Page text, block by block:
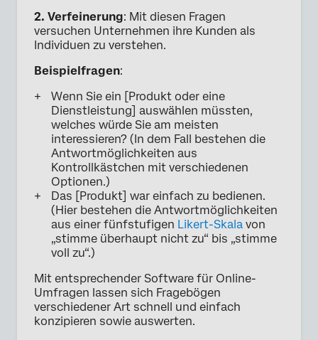
2. Verfeinerung: Mit diesen Fragen
versuchen Unternehmen ihre Kunden als
Individuen zu verstehen.
Beispielfragen:
Wenn Sie ein [Produkt oder eine
Dienstleistung] auswählen müssten,
welches würde Sie am meisten
interessieren? (In dem Fall bestehen die
Antwortmöglichkeiten aus
Kontrollkästchen mit verschiedenen
Optionen.)
Das [Produkt] war einfach zu bedienen.
(Hier bestehen die Antwortmöglichkeiten
aus einer fünfstufigen Likert-Skala von
„stimme überhaupt nicht zu“ bis „stimme
voll zu“.)
Mit entsprechender Software für Online-
Umfragen lassen sich Fragebögen
verschiedener Art schnell und einfach
konzipieren sowie auswerten.